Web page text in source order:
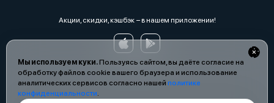
Мы используем куки.Пользуясь сайтом, вы даёте согласие на
обработку файлов cookie вашего браузера и использование
аналитических сервисов согласно нашей политике
конфиденциальности.
Акции, скидки, кэшбэк − в нашем приложении!